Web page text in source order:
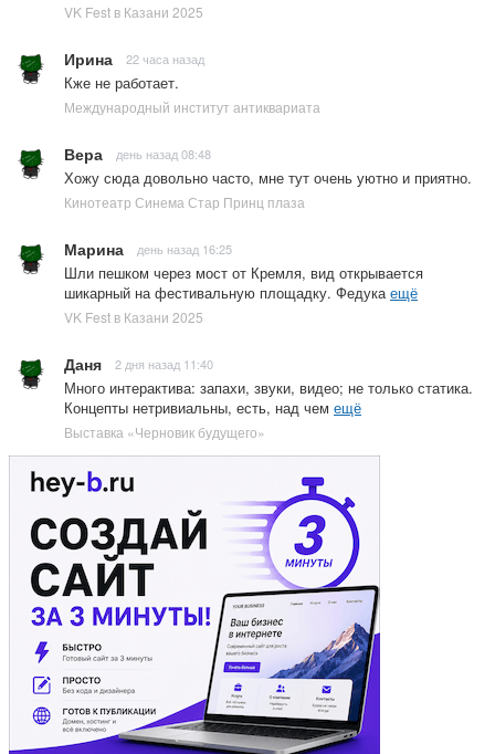
VK Fest в Казани 2025
Ирина 22 часа назад
Кже не работает.
Международный институт антиквариата
Вера день назад 08:48
Хожу сюда довольно часто, мне тут очень уютно и приятно.
Кинотеатр Синема Стар Принц плаза
Марина день назад 16:25
Шли пешком через мост от Кремля, вид открывается
шикарный на фестивальную площадку. Федука ещё
VK Fest в Казани 2025
Даня 2 дня назад 11:40
Много интерактива: запахи, звуки, видео; не только статика.
Концепты нетривиальны, есть, над чем ещё
Выставка «Черновик будущего»